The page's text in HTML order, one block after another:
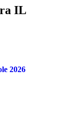
IL
2026